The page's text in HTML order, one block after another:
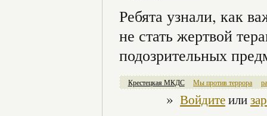
Ребята узнали, как
не стать жертвой
подозрительных
Крестецкая МКДС Мы против террора
» Войдитеили